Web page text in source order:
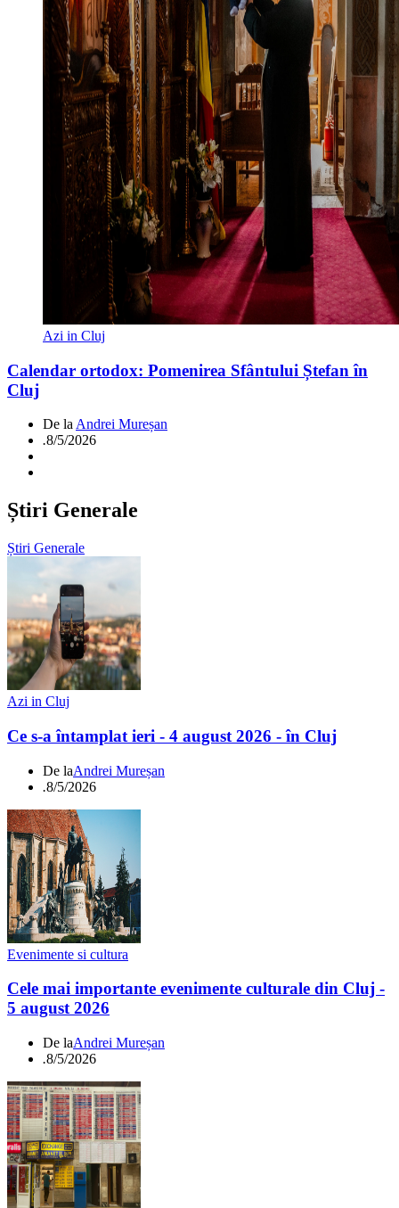
Azi in Cluj
Calendar ortodox: Pomenirea Sfântului Ștefan în
Cluj
De la Andrei Mureșan
.8/5/2026
Știri Generale
Știri Generale
Azi in Cluj
Ce s-a întamplat ieri - 4 august 2026 - în Cluj
De laAndrei Mureșan
.8/5/2026
Evenimente si cultura
Cele mai importante evenimente culturale din Cluj -
5 august 2026
De laAndrei Mureșan
.8/5/2026